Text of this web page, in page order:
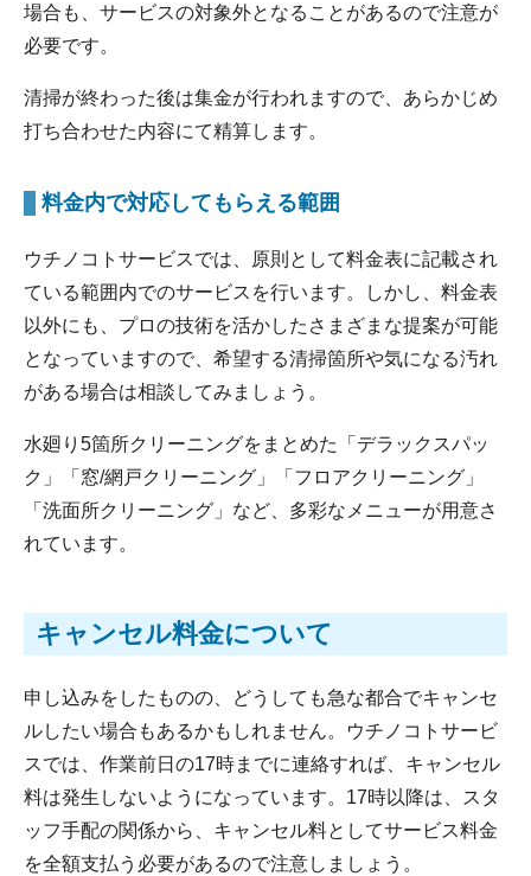
場合も、サービスの対象外となることがあるので注意が
必要です。
清掃が終わった後は集金が行われますので、あらかじめ
打ち合わせた内容にて精算します。
料金内で対応してもらえる範囲
ウチノコトサービスでは、原則として料金表に記載され
ている範囲内でのサービスを行います。しかし、料金表
以外にも、プロの技術を活かしたさまざまな提案が可能
となっていますので、希望する清掃箇所や気になる汚れ
がある場合は相談してみましょう。
水廻り5箇所クリーニングをまとめた「デラックスパッ
ク」「窓/網戸クリーニング」「フロアクリーニング」
「洗面所クリーニング」など、多彩なメニューが用意さ
れています。
キャンセル料金について
申し込みをしたものの、どうしても急な都合でキャンセ
ルしたい場合もあるかもしれません。ウチノコトサービ
スでは、作業前日の17時までに連絡すれば、キャンセル
料は発生しないようになっています。17時以降は、スタ
ッフ手配の関係から、キャンセル料としてサービス料金
を全額支払う必要があるので注意しましょう。